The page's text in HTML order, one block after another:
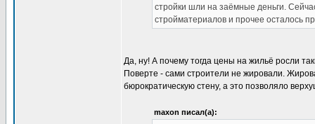
стройки шли на заёмные деньги.
стройматериалов и прочее осталось
Да, ну! А почему тогда цены на жильё росли
Поверте - сами строители не жировали.
бюрократическую стену, а это позволяло
maxon писал(а):